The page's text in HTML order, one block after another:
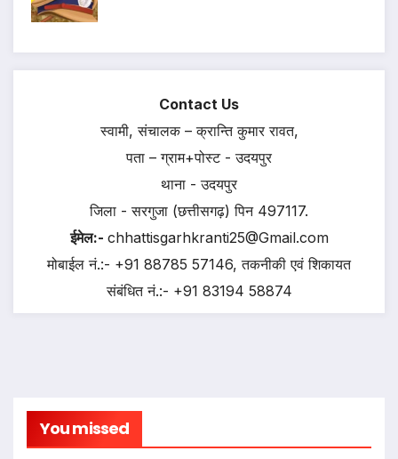
Contact Us
स्वामी, संचालक – क्रान्ति कुमार रावत,
पता – ग्राम+पोस्ट - उदयपुर
थाना - उदयपुर
जिला - सरगुजा (छत्तीसगढ़) पिन 497117.
ईमेल:- chhattisgarhkranti25@Gmail.com
मोबाईल नं.:- +91 88785 57146, तकनीकी एवं शिकायत
संबंधित नं.:- +91 83194 58874
You missed